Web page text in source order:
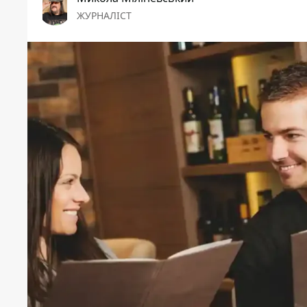
ЖУРНАЛІСТ